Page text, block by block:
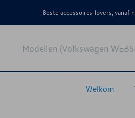
Beste accessoires-lovers, vanaf
Modellen (Volkswagen
Welkom